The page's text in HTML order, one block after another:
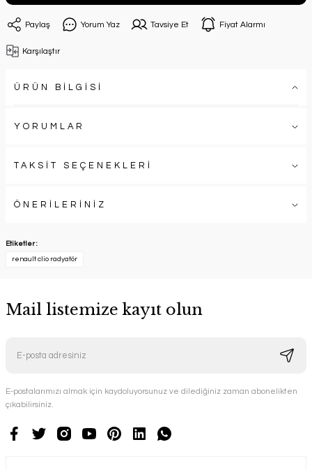
Paylaş Yorum Yaz Tavsiye Et Fiyat Alarmı
Karşılaştır
ÜRÜN BİLGİSİ
YORUMLAR
TAKSİT SEÇENEKLERİ
ÖNERİLERİNİZ
Etiketler :
renault clio radyatör
Mail listemize kayıt olun
E-postalarımızı almak için kaydoluyorsunuz ve dilediğiniz zaman abonelikten
çıkabilirsiniz.